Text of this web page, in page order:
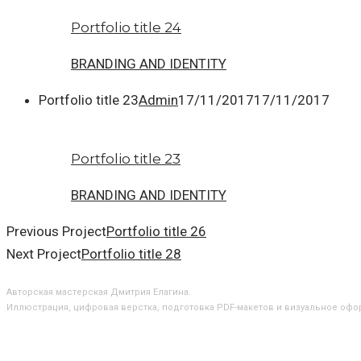
Portfolio title 24
BRANDING AND IDENTITY
Portfolio title 23Admin17/11/201717/11/2017
Portfolio title 23
BRANDING AND IDENTITY
Previous ProjectPortfolio title 26
Next ProjectPortfolio title 28
Авторская мастерская Дмитрия Елагина.
Иллюстрация, цифровая верстка, подготовка PDF-макетов и визуальное